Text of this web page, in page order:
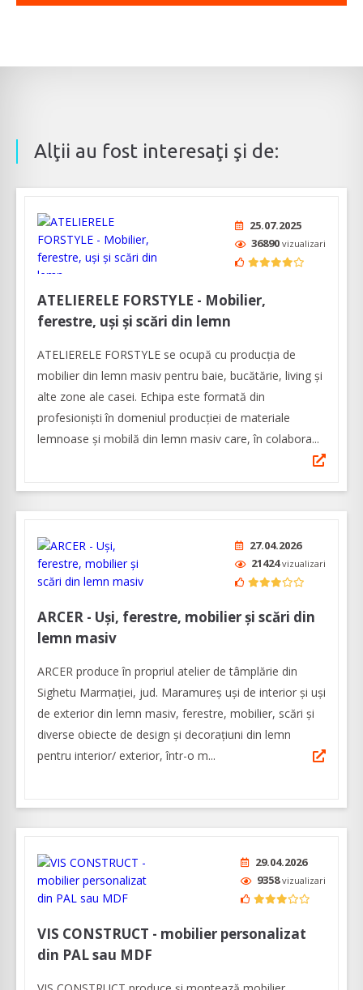
Alţii au fost interesaţi şi de:
25.07.2025
36890 vizualizari
ATELIERELE FORSTYLE - Mobilier,
ferestre, uși și scări din lemn
ATELIERELE FORSTYLE se ocupă cu producția de
mobilier din lemn masiv pentru baie, bucătărie, living și
alte zone ale casei. Echipa este formată din
profesioniști în domeniul producției de materiale
lemnoase și mobilă din lemn masiv care, în colabora...
27.04.2026
21424vizualizari
ARCER - Uși, ferestre, mobilier și scări din
lemn masiv
ARCER produce în propriul atelier de tâmplărie din
Sighetu Marmației, jud. Maramureș uși de interior și uși
de exterior din lemn masiv, ferestre, mobilier, scări și
diverse obiecte de design și decorațiuni din lemn
pentru interior/ exterior, într-o m...
29.04.2026
9358vizualizari
VIS CONSTRUCT - mobilier personalizat
din PAL sau MDF